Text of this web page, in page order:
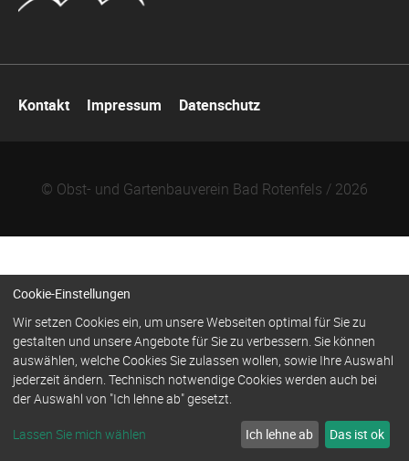
überspringen
Kontakt Impressum Datenschutz
© Obst- und Gartenbauverein Bad Rotenfels / 2026
Cookie-Einstellungen
Wir setzen Cookies ein, um unsere Webseiten optimal für Sie zu
gestalten und unsere Angebote für Sie zu verbessern. Sie können
auswählen, welche Cookies Sie zulassen wollen, sowie Ihre Auswahl
jederzeit ändern. Technisch notwendige Cookies werden auch bei
der Auswahl von "Ich lehne ab" gesetzt.
Lassen Sie mich wählen Ich lehne ab Das ist ok